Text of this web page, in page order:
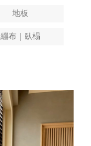
地板
繃布｜臥榻